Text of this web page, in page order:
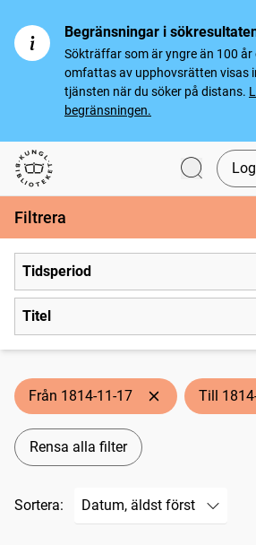
Begränsningar i
Sökträffar som är yngre än 100 år
omfattas av upphovsrätten visas
tjänsten när du söker på distans.
begränsningen.
Svenska tidningar
Filtrera
Tidsperiod
Titel
Från 1814-11-17 Till
Rensa alla filter
Sortera: